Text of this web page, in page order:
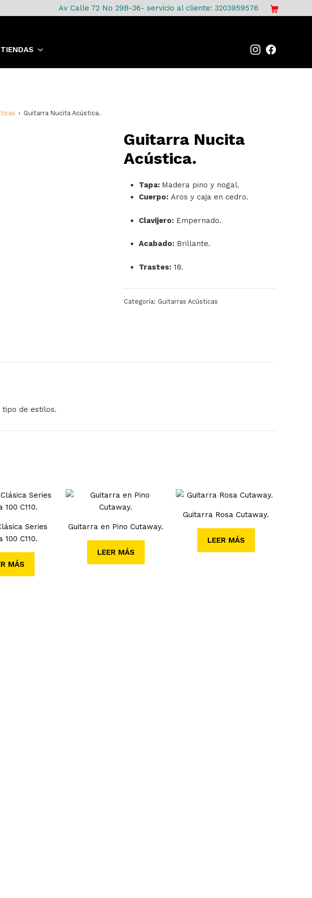
Av Calle 72 No 29B-36- servicio al cliente: 3203959576
TIENDAS
Guitarra Nucita Acústica.
Guitarra Nucita
Acústica.
Tapa: Madera pino y nogal.
Cuerpo: Aros y caja en cedro.
Clavijero: Empernado.
Acabado: Brillante.
Trastes: 18.
Categoría: Guitarras Acústicas
de estilos.
Series
100 C110.
MÁS
Guitarra en Pino Cutaway.
LEER MÁS
Guitarra Rosa Cutaway.
LEER MÁS